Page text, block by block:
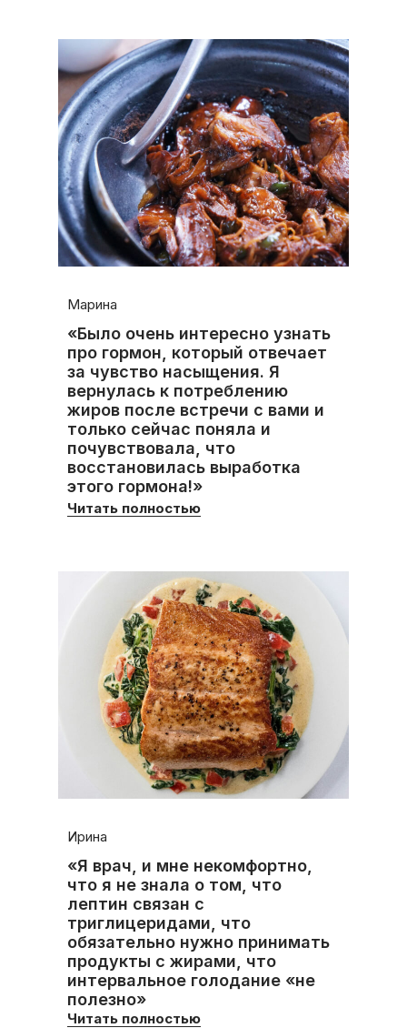
Марина
«Было очень интересно узнать
про гормон, который отвечает
за чувство насыщения. Я
вернулась к потреблению
жиров после встречи с вами и
только сейчас поняла и
почувствовала, что
восстановилась выработка
этого гормона!»
Читать полностью
Ирина
«Я врач, и мне некомфортно,
что я не знала о том, что
лептин связан с
триглицеридами, что
обязательно нужно принимать
продукты с жирами, что
интервальное голодание «не
полезно»
Читать полностью